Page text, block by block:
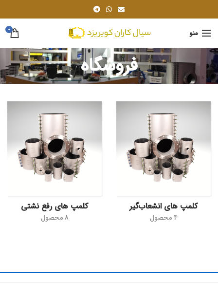
منو 0
فروشگاه
کلمپ های انشعاب‌گیر
4 محصول
کلمپ های رفع نشتی
8 محصول